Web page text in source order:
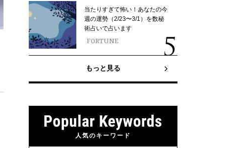
当たりすぎて怖い！あなたの今
週の運勢（2/23〜3/1）を数秘
術占いで占います
FORTUNE
もっと見る
人気のキーワード